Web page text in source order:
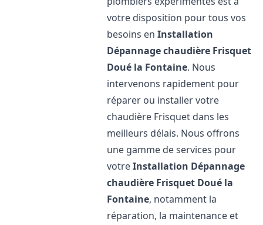
votre disposition pour tous vos
besoins enInstallation
Dépannage chaudière Frisquet
Doué la Fontaine. Nous
intervenons rapidement pour
réparer ou installer votre
chaudière Frisquet dans les
meilleurs délais. Nous offrons
une gamme de services pour
votreInstallation Dépannage
chaudière Frisquet Doué la
Fontaine, notamment la
réparation, la maintenance et